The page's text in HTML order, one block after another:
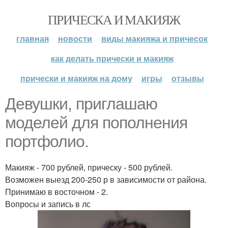
ПРИЧЕСКА И МАКИЯЖ
главная новости
виды макияжа и причесок
как делать прически и макияж
прически и макияж на дому
игры отзывы
Девушки, приглашаю
моделей для пополнения
портфолио.
Макияж - 700 рублей, прическу - 500 рублей.
Возможен выезд 200-250 р в зависимости от района.
Принимаю в восточном - 2.
Вопросы и запись в лс